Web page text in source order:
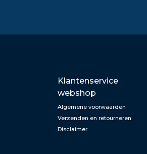
Klantenservice
webshop
Algemene voorwaarden
Verzenden en retourneren
Disclaimer